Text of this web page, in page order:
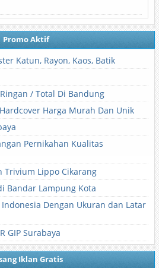
Promo Aktif
Katun, Rayon, Kaos, Batik
/ Total Di Bandung
Harga Murah Dan Unik
Pernikahan Kualitas
Trivium Lippo Cikarang
Bandar Lampung Kota
Dengan Ukuran dan Latar
GIP Surabaya
Iklan Gratis